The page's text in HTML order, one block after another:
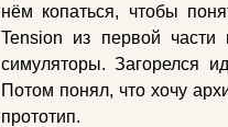
нём копаться, чтобы
Tension из первой части
симуляторы. Загорелся
Потом понял, что хочу
прототип.